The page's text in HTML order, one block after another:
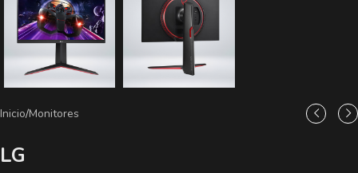
Inicio/Monitores
LG